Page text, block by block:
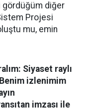
diğer
Projesi
mu, emin
Siyaset raylı
izlenimim
imzası ile